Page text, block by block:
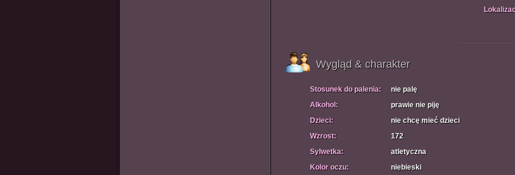
Wygląd & charakter
Stosunek do palenia:
nie palę
Alkohol:
prawie nie piję
Dzieci:
nie chcę mieć dzieci
Wzrost:
172
Sylwetka:
atletyczna
Kolor oczu:
niebieski